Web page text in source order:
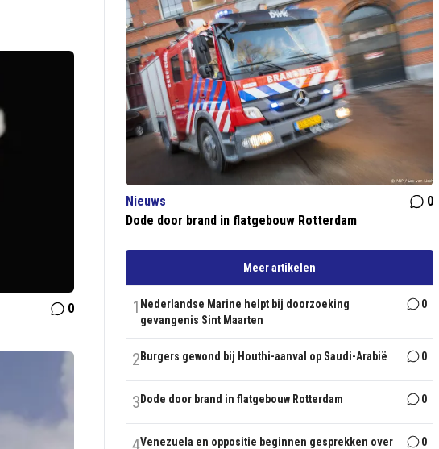
0
Nieuws
0
Dode door brand in flatgebouw Rotterdam
Meer artikelen
1 Nederlandse Marine helpt bij doorzoeking
gevangenis Sint Maarten
0
2 Burgers gewond bij Houthi-aanval op Saudi-Arabië 0
3 Dode door brand in flatgebouw Rotterdam 0
4Venezuela en oppositie beginnen gesprekken over 0